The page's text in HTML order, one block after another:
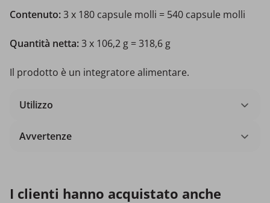
Contenuto:3 x 180 capsule molli = 540 capsule molli
Quantità netta:3 x 106,2 g = 318,6 g
Il prodotto è un integratore alimentare.
Utilizzo
Avvertenze
I clienti hanno acquistato anche